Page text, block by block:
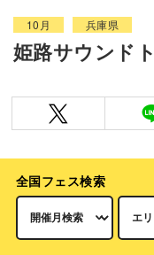
10月 兵庫県
姫路サウンド
全国フェス検索